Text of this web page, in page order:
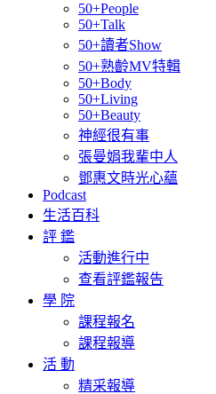
50+People
50+Talk
50+讀者Show
50+熟齡MV特輯
50+Body
50+Living
50+Beauty
神經很有事
張曼娟我輩中人
鄧惠文時光心蘊
Podcast
生活百科
評 鑑
活動進行中
查看評鑑報告
學 院
課程報名
課程報導
活 動
精采報導